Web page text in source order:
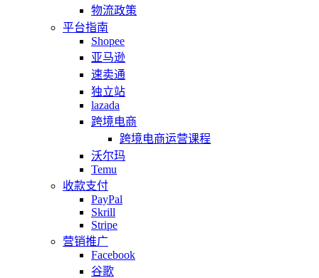
物流政策
平台指南
Shopee
亚马逊
速卖通
独立站
lazada
跨境电商
跨境电商运营课程
沃尔玛
Temu
收款支付
PayPal
Skrill
Stripe
营销推广
Facebook
谷歌